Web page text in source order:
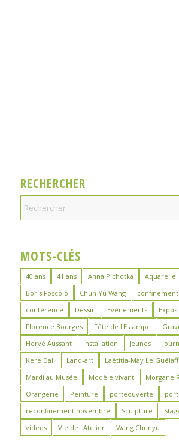
RECHERCHER
MOTS-CLÉS
40 ans 41 ans Anna Pichotka Aquarelle
Boris Foscolo
Chun Yu Wang
conférence
Dessin Evénements
Florence Bourges
Fête de l'Estampe
Hervé Aussant
Installation Jeunes
Kere Dali
Land-art Laëtitia-May Le Guélaff
Mardi au Musée
Modèle vivant
Morgane
Orangerie
Peinture porteouverte
reconfinement novembre
Sculpture
videos
Vie de l'Atelier Wang Chunyu